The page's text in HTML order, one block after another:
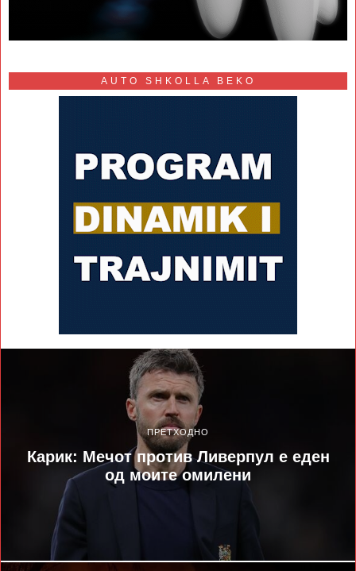
AUTO SHKOLLA BEKO
ПРЕТХОДНО
Карик: Мечот против Ливерпул е еден
од моите омилени